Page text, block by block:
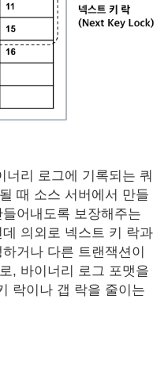
너리 로그에 기록되는 쿼
때 소스 서버에서 만들
어내도록 보장해주는
의외로 넥스트 키 락과
거나 다른 트랜잭션이
, 바이너리 로그 포맷을
락이나 갭 락을 줄이는